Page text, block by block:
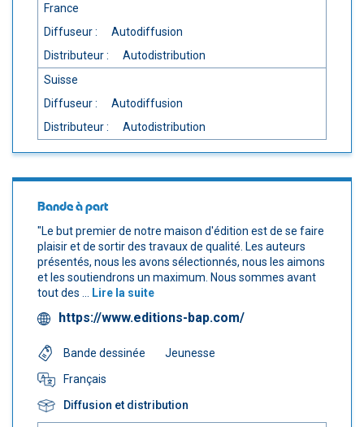
France
Diffuseur :
Autodiffusion
Distributeur :
Autodistribution
Suisse
Diffuseur :
Autodiffusion
Distributeur :
Autodistribution
Bande à part
"Le but premier de notre maison d'édition est de se faire
plaisir et de sortir des travaux de qualité. Les auteurs
présentés, nous les avons sélectionnés, nous les aimons
et les soutiendrons un maximum. Nous sommes avant
tout des ... Lire la suite
https://www.editions-bap.com/
Bande dessinée
Jeunesse
Français
Diffusion et distribution